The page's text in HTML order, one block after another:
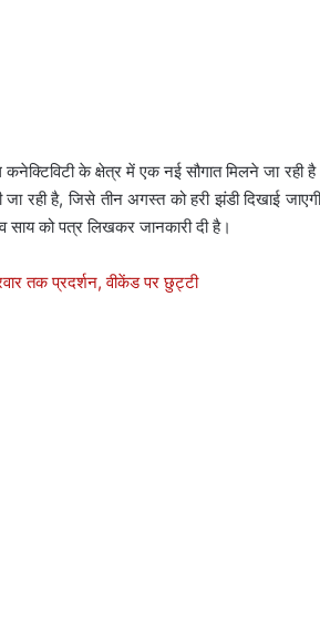
कनेक्टिविटी के क्षेत्र में एक नई सौगात मिलने जा
रही है, जिसे तीन अगस्त को हरी झंडी दिखाई
साय को पत्र लिखकर जानकारी दी है।
तक प्रदर्शन, वीकेंड पर छुट्टी